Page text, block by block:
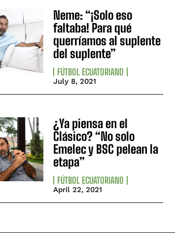
Neme: “¡Solo eso
faltaba! Para qué
querríamos al suplente
del suplente”
FÚTBOL ECUATORIANO
July 8, 2021
¿Ya piensa en el
Clásico? “No solo
Emelec y BSC pelean la
etapa”
FÚTBOL ECUATORIANO
April 22, 2021